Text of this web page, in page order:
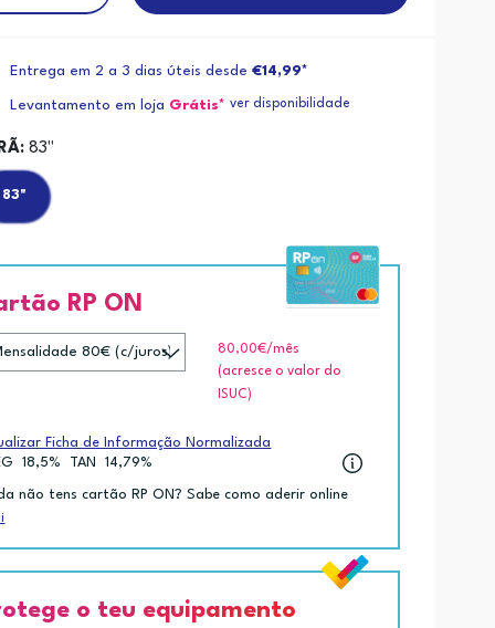
Entrega em 2 a 3 dias úteis desde€14,99*
Levantamento em loja Grátis* ver disponibilidade
83"
83"
RP ON
80,00€/mês
(acresce o valor do
ISUC)
Ficha de Informação Normalizada
18,5% TAN 14,79%
não tens cartão RP ON? Sabe como aderir online
o teu equipamento